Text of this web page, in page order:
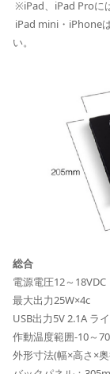
※iPad、iPad Proに
iPad mini・iPhone
い。
総合
電源電圧12～18VDC
最大出力25W×4c
USB出力5V 2.1A ラ
作動温度範囲-10～
外形寸法(幅×高さ×